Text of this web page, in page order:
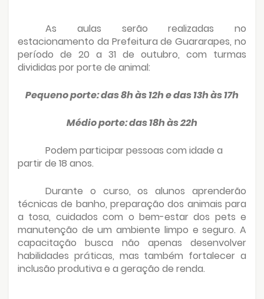
As aulas serão realizadas no
estacionamento da Prefeitura de Guararapes, no
período de 20 a 31 de outubro, com turmas
divididas por porte de animal:
Pequeno porte: das 8h às 12h e das 13h às 17h
Médio porte: das 18h às 22h
Podem participar pessoas com idade a
partir de 18 anos.
Durante o curso, os alunos aprenderão
técnicas de banho, preparação dos animais para
a tosa, cuidados com o bem-estar dos pets e
manutenção de um ambiente limpo e seguro. A
capacitação busca não apenas desenvolver
habilidades práticas, mas também fortalecer a
inclusão produtiva e a geração de renda.